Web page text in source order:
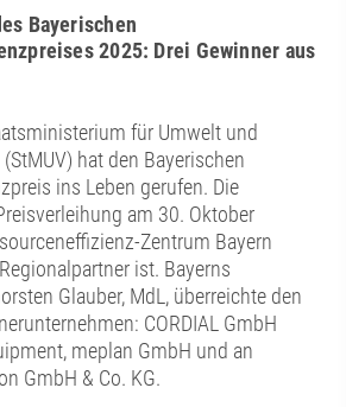
Bayerischen
2025: Drei Gewinner aus
für Umwelt und
hat den Bayerischen
ins Leben gerufen. Die
am 30. Oktober
Zentrum Bayern
ist. Bayerns
Glauber, MdL, überreichte den
CORDIAL GmbH
meplan GmbH und an
GmbH & Co. KG.